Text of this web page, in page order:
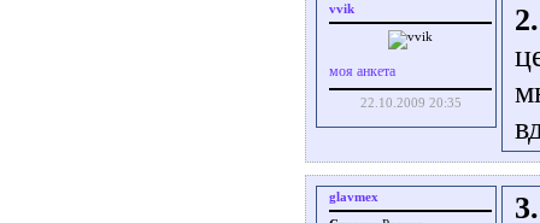
vvik
моя анкета
22.10.2009 20:35
2.
glavmex
3.